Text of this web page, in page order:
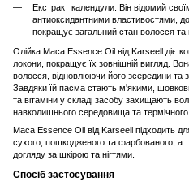
Екстракт календули. Він відомий
антиоксидантними властивостями,
покращує загальний стан волосся та
Олійка Maca Essence Oil від ​Karseell діє
локони, покращує їх зовнішній вигляд.
волосся, відновлюючи його зсередини та
Завдяки їй пасма стають м'якими,
та вітаміни у складі засобу захищають
навколишнього середовища та термічного
Maca Essence Oil від ​Karseell підходить
сухого, пошкодженого та фарбованого, а
догляду за шкірою та нігтями.​
Спосіб застосування